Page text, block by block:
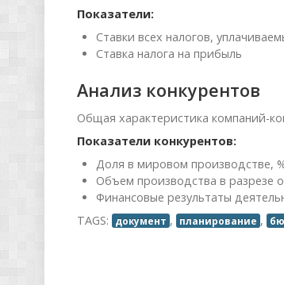
Показатели:
Ставки всех налогов,
Ставка налога на прибыль
Анализ конкурентов
Общая характеристика компаний-
Показатели конкурентов:
Доля в мировом производстве,
Объем производства в разрезе
Финансовые результаты
TAGS:
документ , планирование ,